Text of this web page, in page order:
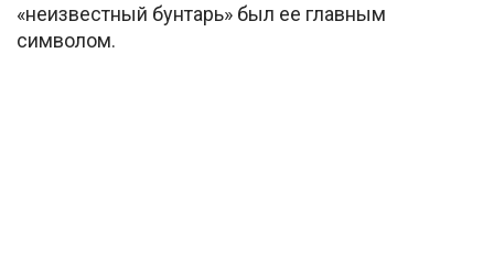
«неизвестный бунтарь» был ее главным
символом.